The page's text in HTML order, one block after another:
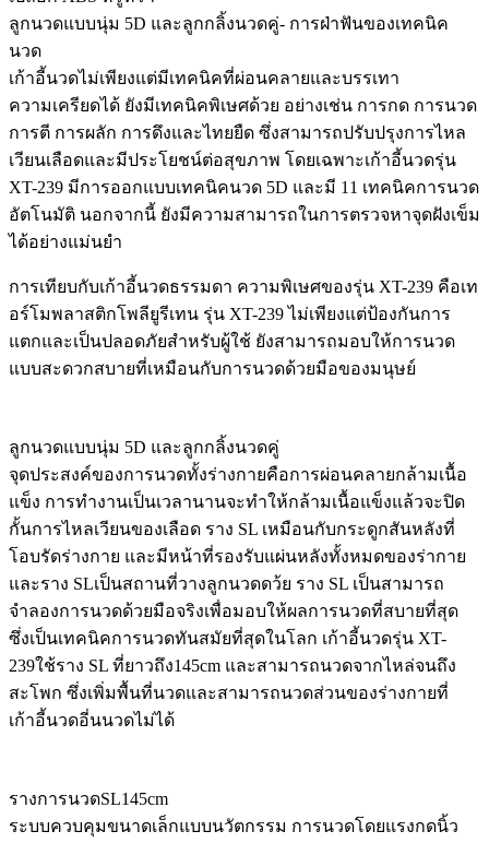
ลูกนวดแบบนุ่ม 5D และลูกกลิ้งนวดคู่- การฝ่าฟันของเทคนิค
นวด
เก้าอี้นวดไม่เพียงแต่มีเทคนิคที่ผ่อนคลายและบรรเทา
ความเครียดได้ ยังมีเทคนิคพิเษศด้วย อย่างเช่น การกด การนวด
การตี การผลัก การดึงและไทยยืด ซึ่งสามารถปรับปรุงการไหล
เวียนเลือดและมีประโยชน์ต่อสุขภาพ โดยเฉพาะเก้าอี้นวดรุ่น
XT-239 มีการออกแบบเทคนิคนวด 5D และมี 11 เทคนิคการนวด
อัตโนมัติ นอกจากนี้ ยังมีความสามารถในการตรวจหาจุดฝังเข็ม
ได้อย่างแม่นยำ
การเทียบกับเก้าอี้นวดธรรมดา ความพิเษศของรุ่น XT-239 คือเท
อร์โมพลาสติกโพลียูรีเทน รุ่น XT-239 ไม่เพียงแต่ป้องกันการ
แตกและเป็นปลอดภัยสำหรับผู้ใช้ ยังสามารถมอบให้การนวด
แบบสะดวกสบายที่เหมือนกับการนวดด้วยมือของมนุษย์
ลูกนวดแบบนุ่ม 5D และลูกกลิ้งนวดคู่
จุดประสงค์ของการนวดทั้งร่างกายคือการผ่อนคลายกล้ามเนื้อ
แข็ง การทำงานเป็นเวลานานจะทำให้กล้ามเนื้อแข็งแล้วจะปิด
กั้นการไหลเวียนของเลือด ราง SL เหมือนกับกระดูกสันหลังที่
โอบรัดร่างกาย และมีหน้าที่รองรับแผ่นหลังทั้งหมดของร่ากาย
และราง SLเป็นสถานที่วางลูกนวดดว้ย ราง SL เป็นสามารถ
จำลองการนวดด้วยมือจริงเพื่อมอบให้ผลการนวดที่สบายที่สุด
ซึ่งเป็นเทคนิคการนวดทันสมัยที่สุดในโลก เก้าอี้นวดรุ่น XT-
239ใช้ราง SL ที่ยาวถึง145cm และสามารถนวดจากไหล่จนถึง
สะโพก ซึ่งเพิ่มพื้นที่นวดและสามารถนวดส่วนของร่างกายที่
เก้าอี้นวดอี่นนวดไม่ได้
รางการนวดSL145cm
ระบบควบคุมขนาดเล็กแบบนวัตกรรม การนวดโดยแรงกดนิ้ว